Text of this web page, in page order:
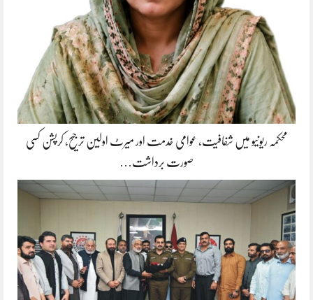
محکمہ ریونیو میں شفافیت، عوامی خدمت اور میرٹ اولین ترجیح، کرپشن کسی
صورت برداشت…